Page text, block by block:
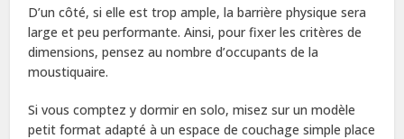
D’un côté, si elle est trop ample, la barrière physique sera
large et peu performante. Ainsi, pour fixer les critères de
dimensions, pensez au nombre d’occupants de la
moustiquaire.
Si vous comptez y dormir en solo, misez sur un modèle
petit format adapté à un espace de couchage simple place